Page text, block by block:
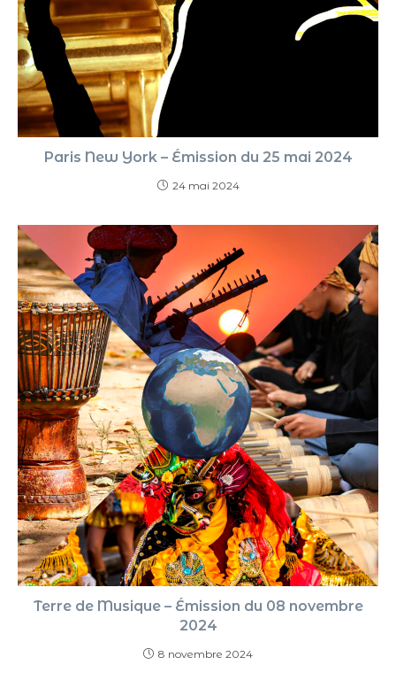
Paris New York – Émission du 25 mai 2024
24 mai 2024
Terre de Musique – Émission du 08 novembre
2024
8 novembre 2024